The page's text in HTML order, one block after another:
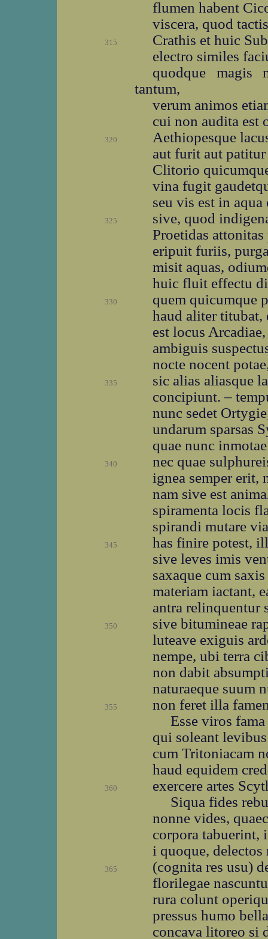
flumen habent
viscera, quod
315
Crathis et huic
electro similes
quodque magis
tantum,
verum animos
cui non audita est
320
Aethiopesque
aut furit aut
Clitorio
vina fugit
seu vis est in
325
sive, quod
Proetidas attonitas
eripuit furiis,
misit aquas,
huic fluit effectu
330
quem quicumque
haud aliter titubat,
est locus
ambiguis
nocte nocent
335
sic alias aliasque
concipiunt. –
nunc sedet
undarum sparsas
quae nunc
340
nec quae
ignea semper erit,
nam sive est
spiramenta locis
spirandi mutare
345
has finire potest,
sive leves imis
saxaque cum
materiam iactant,
antra relinquentur
350
sive bitumineae
luteave exiguis
nempe, ubi terra
non dabit
naturaeque suum
355
non feret illa
Esse viros
qui soleant
cum Tritoniacam
haud equidem
360
exercere artes
Siqua fides
nonne vides,
corpora tabuerint,
i quoque, delectos
365
(cognita res usu)
florilegae
rura colunt
pressus humo
concava litoreo si